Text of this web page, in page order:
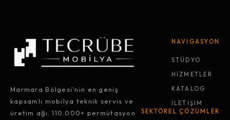
Marmara Bölgesi'nin en geniş
kapsamlı mobilya teknik servis ve
üretim ağı. 110.000+ permütasyon
NAVİGASYON
STÜDYO
HİZMETLER
KATALOG
İLETİŞİM
SEKTÖREL ÇÖZÜMLER